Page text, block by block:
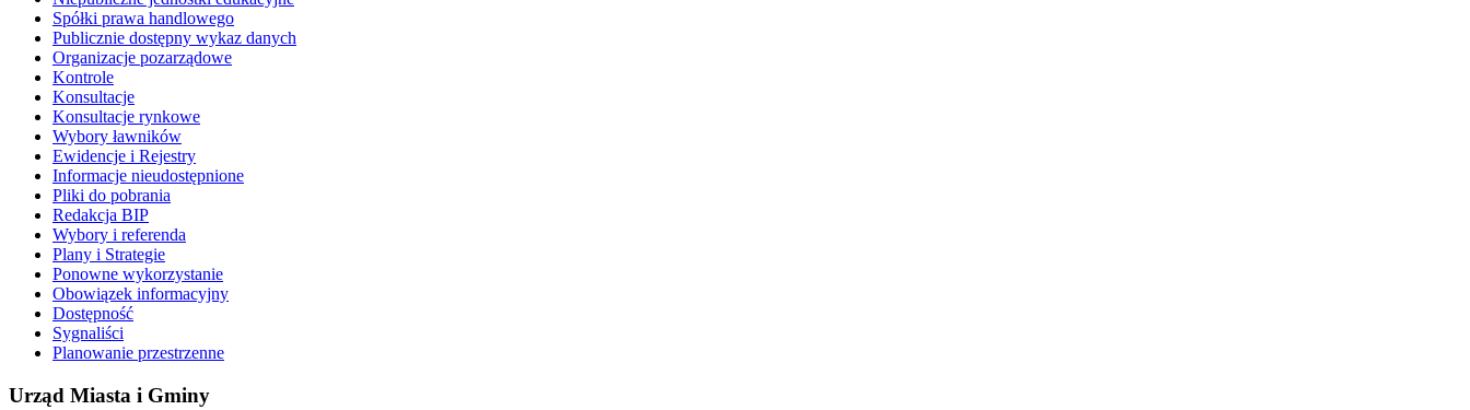
Spółki prawa handlowego
Publicznie dostępny wykaz danych
Organizacje pozarządowe
Kontrole
Konsultacje
Konsultacje rynkowe
Wybory ławników
Ewidencje i Rejestry
Informacje nieudostępnione
Pliki do pobrania
Redakcja BIP
Wybory i referenda
Plany i Strategie
Ponowne wykorzystanie
Obowiązek informacyjny
Dostępność
Sygnaliści
Planowanie przestrzenne
Urząd Miasta i Gminy